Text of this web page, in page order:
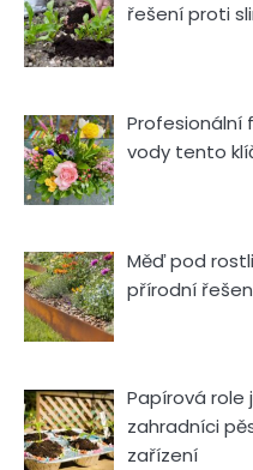
řešení proti
Profesionální
vody tento
Měď pod
přírodní
Papírová role
zahradníci
zařízení